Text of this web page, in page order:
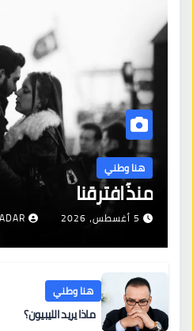
هنا وطني
منذُ افترقنا
5 أغسطس، 2026
هنا وطني
ماذا يريد الليبيون؟